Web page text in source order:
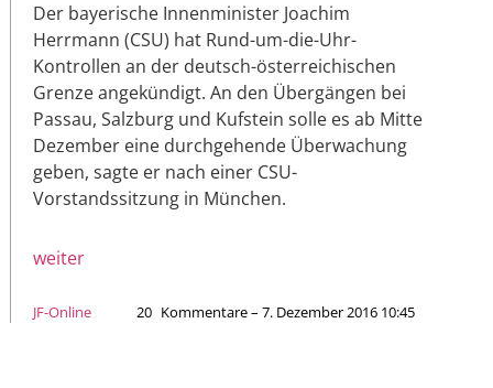
Der bayerische Innenminister Joachim
Herrmann (CSU) hat Rund-um-die-Uhr-
Kontrollen an der deutsch-österreichischen
Grenze angekündigt. An den Übergängen bei
Passau, Salzburg und Kufstein solle es ab Mitte
Dezember eine durchgehende Überwachung
geben, sagte er nach einer CSU-
Vorstandssitzung in München.
weiter
JF-Online 20 Kommentare – 7. Dezember 2016 10:45